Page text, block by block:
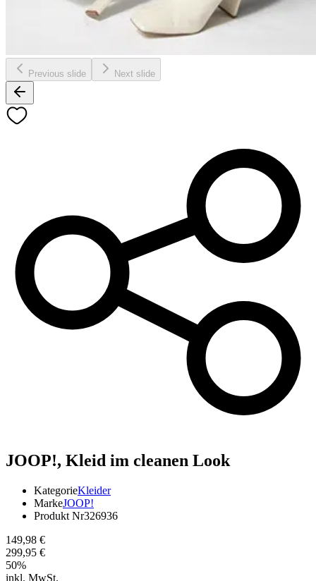
Previous slide Next slide
JOOP!, Kleid im cleanen Look
KategorieKleider
MarkeJOOP!
Produkt Nr326936
149,98 €
299,95 €
50%
inkl. MwSt.